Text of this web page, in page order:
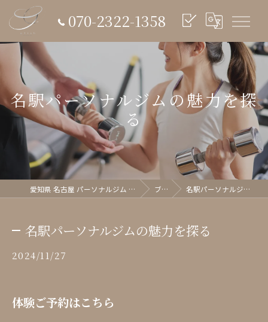
070-2322-1358
名駅パーソナルジムの魅力を探
る
愛知県 名古屋 パーソナルジム glish《グリッシュ》 ブログ 名駅パーソナルジムの魅力を探る
名駅パーソナルジムの魅力を探る
2024/11/27
体験ご予約はこちら